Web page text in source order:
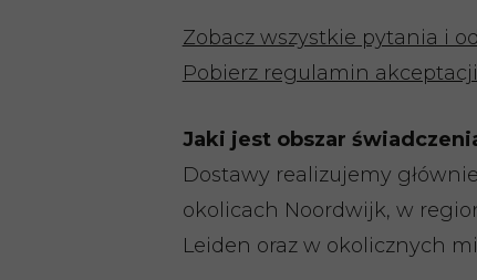
Zobacz wszystkie pytania i
Pobierz regulamin
Jaki jest obszar
Dostawy realizujemy
okolicach Noordwijk, w
Leiden oraz w okolicznych